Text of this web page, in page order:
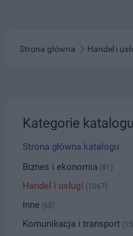
Strona główna Handel i
Kategorie katalogu
Strona główna katalogu
Biznes i ekonomia (81)
Handel i usługi (1067)
Inne (60)
Komunikacja i transport